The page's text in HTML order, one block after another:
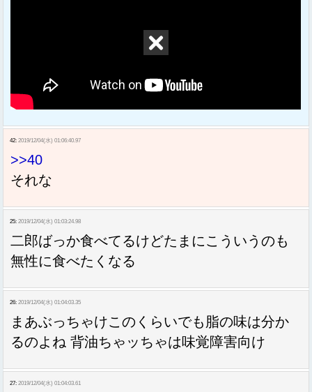
42: 2019/12/04(水) 01:06:40.97
>>40
それな
25: 2019/12/04(水) 01:03:24.98
二郎ばっか食べてるけどたまにこういうのも
無性に食べたくなる
26: 2019/12/04(水) 01:04:03.35
まあぶっちゃけこのくらいでも脂の味は分か
るのよね 背油ちゃッちゃは味覚障害向け
27: 2019/12/04(水) 01:04:03.61